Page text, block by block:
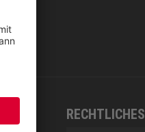
RECHTLICHES